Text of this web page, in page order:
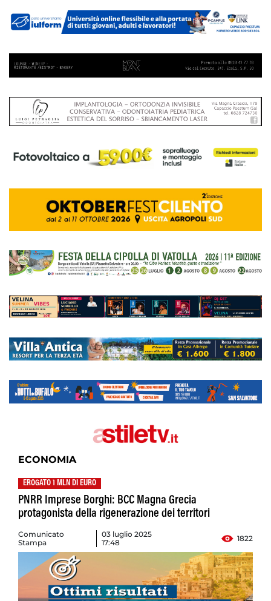
ECONOMIA
EROGATO 1 MLN DI EURO
PNRR Imprese Borghi: BCC Magna Grecia
protagonista della rigenerazione dei territori
Comunicato
Stampa
03 luglio 2025
17:48
1822